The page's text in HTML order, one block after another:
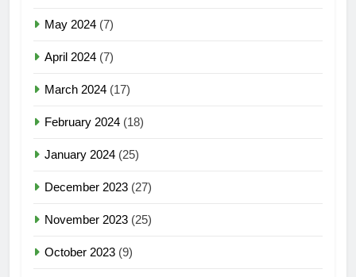
May 2024 (7)
April 2024 (7)
March 2024 (17)
February 2024 (18)
January 2024 (25)
December 2023 (27)
November 2023 (25)
October 2023 (9)